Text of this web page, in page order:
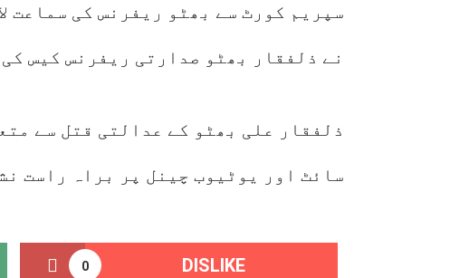
سپریم کورٹ سے بھٹو ریفرنس کی سماعت
نے ذلفقار بھٹو صدارتی ریفرنس کیس
ذلفقار علی بھٹو کے عدالتی قتل سے
سائٹ اور یوٹیوب چینل پر براہ راست
0 DISLIKE